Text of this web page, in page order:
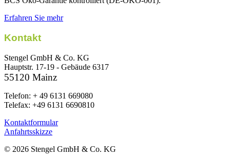
Erfahren Sie mehr
Kontakt
Stengel GmbH & Co. KG
Hauptstr. 17-19 - Gebäude 6317
55120 Mainz
Telefon: + 49 6131 669080
Telefax: +49 6131 6690810
Kontaktformular
Anfahrtsskizze
© 2026 Stengel GmbH & Co. KG